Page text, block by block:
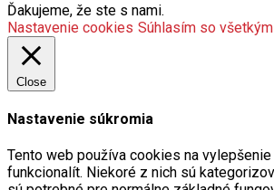
Ďakujeme, že ste s nami.
Nastavenie cookies Súhlasím so všetkým
Close
Nastavenie súkromia
Tento web používa cookies na
funkcionalít. Niekoré z nich sú